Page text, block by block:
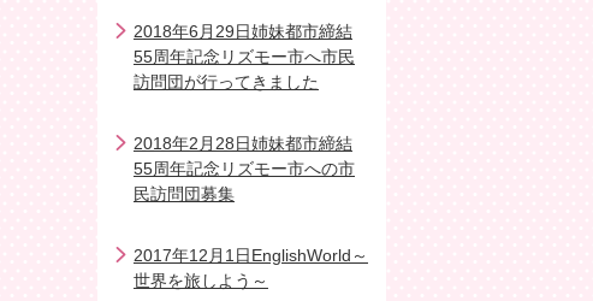
2018年6月29日姉妹都市締結
55周年記念リズモー市へ市民
訪問団が行ってきました
2018年2月28日姉妹都市締結
55周年記念リズモー市への市
民訪問団募集
2017年12月1日EnglishWorld～
世界を旅しよう～